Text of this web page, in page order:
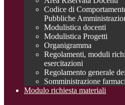
Codice di
Pubbliche
Modulistica docenti
Modulistica Progetti
Organigramma
Regolamenti, moduli
esercitazioni
Regolamento generale
Somministrazione farmaci
Modulo richiesta materiali